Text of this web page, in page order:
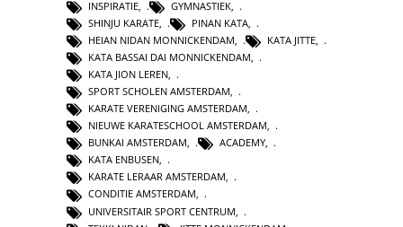
INSPIRATIE
GYMNASTIEK
SHINJU KARATE
PINAN KATA
HEIAN NIDAN MONNICKENDAM
KATA JITTE
KATA BASSAI DAI MONNICKENDAM
KATA JION LEREN,
SPORT SCHOLEN AMSTERDAM,
KARATE VERENIGING AMSTERDAM,
NIEUWE KARATESCHOOL AMSTERDAM,
BUNKAI AMSTERDAM, ACADEMY,
KATA ENBUSEN,
KARATE LERAAR AMSTERDAM,
CONDITIE AMSTERDAM,
UNIVERSITAIR SPORT CENTRUM